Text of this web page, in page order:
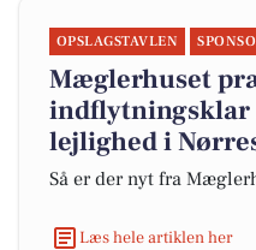
OPSLAGSTAVLEN
Mæglerhuset
indflytningsklar
lejlighed i
Så er der nyt fra
Læs hele artiklen her